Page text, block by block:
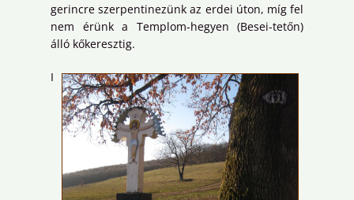
gerincre szerpentinezünk az erdei úton, míg fel
nem érünk a Templom-hegyen (Besei-tetőn)
álló kőkeresztig.
I